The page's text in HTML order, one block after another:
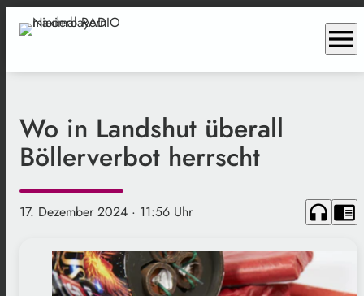
menu
Wo in Landshut überall
Böllerverbot herrscht
17. Dezember 2024 · 11:56 Uhr headphones chrome_reader_mode